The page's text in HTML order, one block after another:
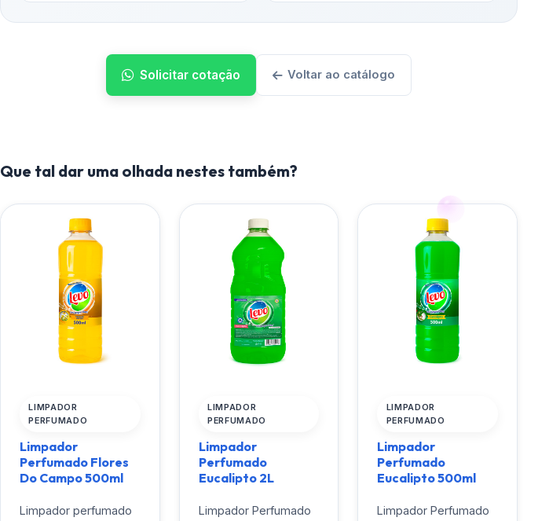
Solicitar cotação Voltar ao catálogo
Que tal dar uma olhada nestes também?
LIMPADOR
PERFUMADO
Limpador
Perfumado Flores
Do Campo 500ml
Limpador perfumado
LIMPADOR
PERFUMADO
Limpador
Perfumado
Eucalipto 2L
Limpador Perfumado
LIMPADOR
PERFUMADO
Limpador
Perfumado
Eucalipto 500ml
Limpador Perfumado